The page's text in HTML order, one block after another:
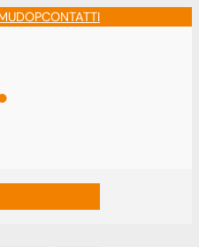
CONTATTI